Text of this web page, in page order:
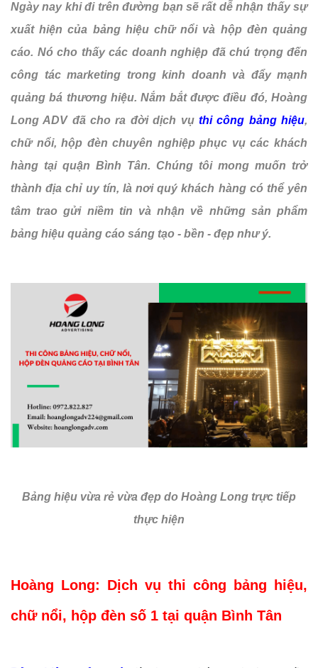
Ngày nay khi đi trên đường bạn sẽ rất dễ nhận thấy sự
xuất hiện của bảng hiệu chữ nổi và hộp đèn quảng
cáo. Nó cho thấy các doanh nghiệp đã chú trọng đến
công tác marketing trong kinh doanh và đẩy mạnh
quảng bá thương hiệu. Nắm bắt được điều đó, Hoàng
Long ADV đã cho ra đời dịch vụ thi công bảng hiệu,
chữ nổi, hộp đèn chuyên nghiệp phục vụ các khách
hàng tại quận Bình Tân. Chúng tôi mong muốn trở
thành địa chỉ uy tín, là nơi quý khách hàng có thể yên
tâm trao gửi niềm tin và nhận về những sản phẩm
bảng hiệu quảng cáo sáng tạo - bền - đẹp như ý.
Bảng hiệu vừa rẻ vừa đẹp do Hoàng Long trực tiếp
thực hiện
Hoàng Long: Dịch vụ thi công bảng hiệu,
chữ nổi, hộp đèn số 1 tại quận Bình Tân